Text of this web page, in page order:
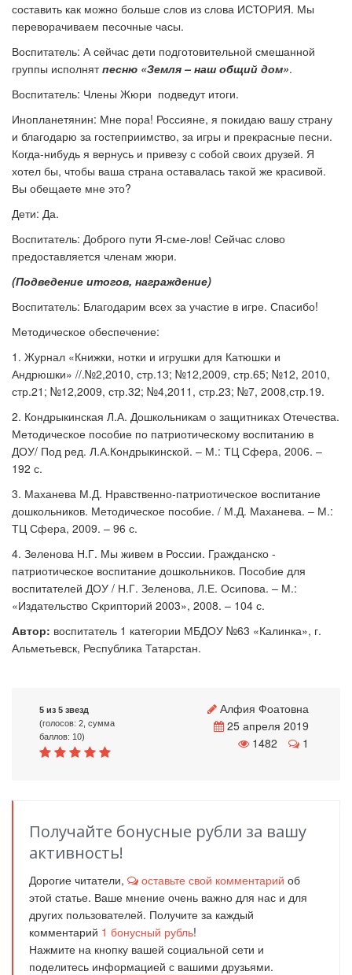
составить как можно больше слов из слова ИСТОРИЯ. Мы
переворачиваем песочные часы.
Воспитатель: А сейчас дети подготовительной смешанной
группы исполнятпесню «Земля – наш общий дом».
Воспитатель: Члены Жюри подведут итоги.
Инопланетянин: Мне пора! Россияне, я покидаю вашу страну
и благодарю за гостеприимство, за игры и прекрасные песни.
Когда-нибудь я вернусь и привезу с собой своих друзей. Я
хотел бы, чтобы ваша страна оставалась такой же красивой.
Вы обещаете мне это?
Дети: Да.
Воспитатель: Доброго пути Я-сме-лов! Сейчас слово
предоставляется членам жюри.
(Подведение итогов, награждение)
Воспитатель: Благодарим всех за участие в игре. Спасибо!
Методическое обеспечение:
1. Журнал «Книжки, нотки и игрушки для Катюшки и
Андрюшки» //.№2,2010, стр.13; №12,2009, стр.65; №12, 2010,
стр.21; №12,2009, стр.32; №4,2011, стр.23; №7, 2008,стр.19.
2. Кондрыкинская Л.А. Дошкольникам о защитниках Отечества.
Методическое пособие по патриотическому воспитанию в
ДОУ/ Под ред. Л.А.Кондрыкинской. – М.: ТЦ Сфера, 2006. –
192 с.
3. Маханева М.Д. Нравственно-патриотическое воспитание
дошкольников. Методическое пособие. / М.Д. Маханева. – М.:
ТЦ Сфера, 2009. – 96 с.
4. Зеленова Н.Г. Мы живем в России. Гражданско -
патриотическое воспитание дошкольников. Пособие для
воспитателей ДОУ / Н.Г. Зеленова, Л.Е. Осипова. – М.:
«Издательство Скрипторий 2003», 2008. – 104 с.
Автор: воспитатель 1 категории МБДОУ №63 «Калинка», г.
Альметьевск, Республика Татарстан.
5 из 5 звезд
(голосов: 2, сумма
баллов: 10)
Алфия Фоатовна
25 апреля 2019
1482
1
Получайте бонусные рубли за вашу
активность!
Дорогие читатели, оставьте свой комментарий об
этой статье. Ваше мнение очень важно для нас и для
других пользователей. Получите за каждый
комментарий 1 бонусный рубль!
Нажмите на кнопку вашей социальной сети и
поделитесь информацией с вашими друзьями.